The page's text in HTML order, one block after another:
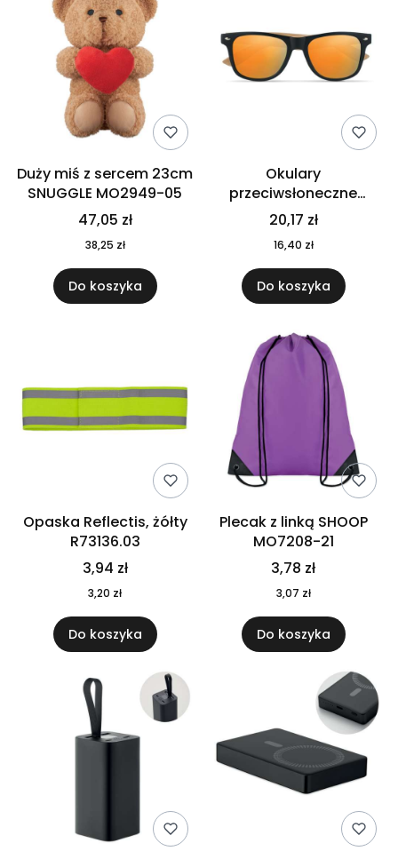
Duży miś z sercem 23cm
SNUGGLE MO2949-05
47,05 zł
38,25 zł
Do koszyka
Okulary
przeciwsłoneczne
CALIFORNIA TOUCH
MO9617-10
20,17 zł
16,40 zł
Do koszyka
Opaska Reflectis, żółty
R73136.03
3,94 zł
3,20 zł
Do koszyka
Plecak z linką SHOOP
MO7208-21
3,78 zł
3,07 zł
Do koszyka